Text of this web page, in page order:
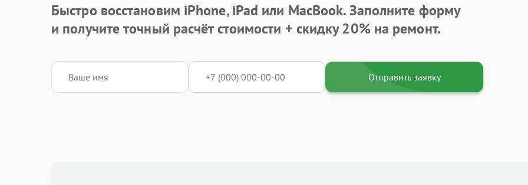
Быстро восстановим iPhone, iPad или MacBook.Заполните форму
и получите точный расчёт стоимости + скидку 20%на ремонт.
Отправить заявку